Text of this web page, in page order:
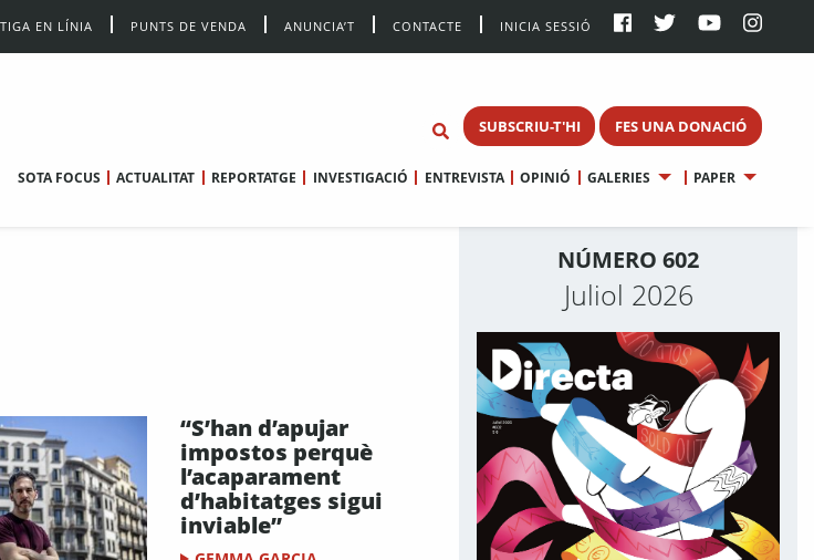
EN LÍNIA PUNTS DE VENDA ANUNCIA’T CONTACTE INICIA SESSIÓ
SUBSCRIU-T'HI FES UNA DONACIÓ
SOTA FOCUS ACTUALITAT REPORTATGE INVESTIGACIÓ ENTREVISTA OPINIÓ GALERIES PAPER
“S’han d’apujar
impostos perquè
l’acaparament
d’habitatges sigui
inviable”
NÚMERO 602
Juliol 2026